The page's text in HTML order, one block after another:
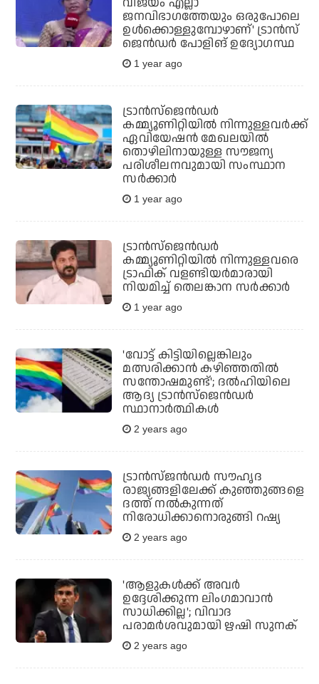
ജനവിഭാഗത്തേയും ഒരുപോലെ
ഉൾക്കൊള്ളുമ്പോഴാണ്' ട്രാൻസ്‌
ജെൻഡർ പോളിങ് ഉദ്യോഗസ്ഥ
1 year ago
ട്രാന്‍സ്‌ജെന്‍ഡര്‍
കമ്മ്യൂണിറ്റിയില്‍ നിന്നുള്ളവര്‍ക്ക്
ഏവിയേഷന്‍ മേഖലയില്‍
തൊഴിലിനായുള്ള സൗജന്യ
പരിശീലനവുമായി സംസ്ഥാന
സര്‍ക്കാര്‍
1 year ago
ട്രാന്‍സ്‌ജെന്‍ഡര്‍
കമ്മ്യൂണിറ്റിയിൽ നിന്നുള്ളവരെ
ട്രാഫിക് വളണ്ടിയർമാരായി
നിയമിച്ച് തെലങ്കാന സർക്കാർ
1 year ago
'വോട്ട് കിട്ടിയില്ലെങ്കിലും
മത്സരിക്കാന്‍ കഴിഞ്ഞതില്‍
സന്തോഷമുണ്ട്'; ദല്‍ഹിയിലെ
ആദ്യ ട്രാന്‍സ്ജെന്‍ഡര്‍
സ്ഥാനാര്‍ത്ഥികള്‍
2 years ago
ട്രാൻസ്ജൻഡർ സൗഹൃദ
രാജ്യങ്ങളിലേക്ക് കുഞ്ഞുങ്ങളെ
ദത്ത് നൽകുന്നത്
നിരോധിക്കാനൊരുങ്ങി റഷ്യ
2 years ago
'ആളുകൾക്ക് അവർ
ഉദ്ദേശിക്കുന്ന ലിംഗമാവാൻ
സാധിക്കില്ല'; വിവാദ
പരാമർശവുമായി ഋഷി സുനക്
2 years ago